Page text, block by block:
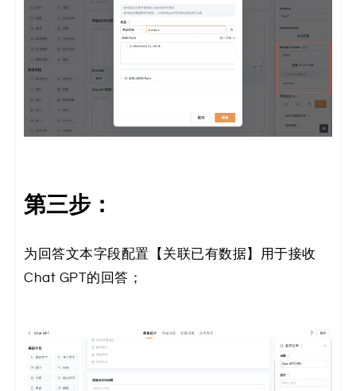
第三步：
为回答文本字段配置【关联已有数据】用于接收
Chat GPT的回答；